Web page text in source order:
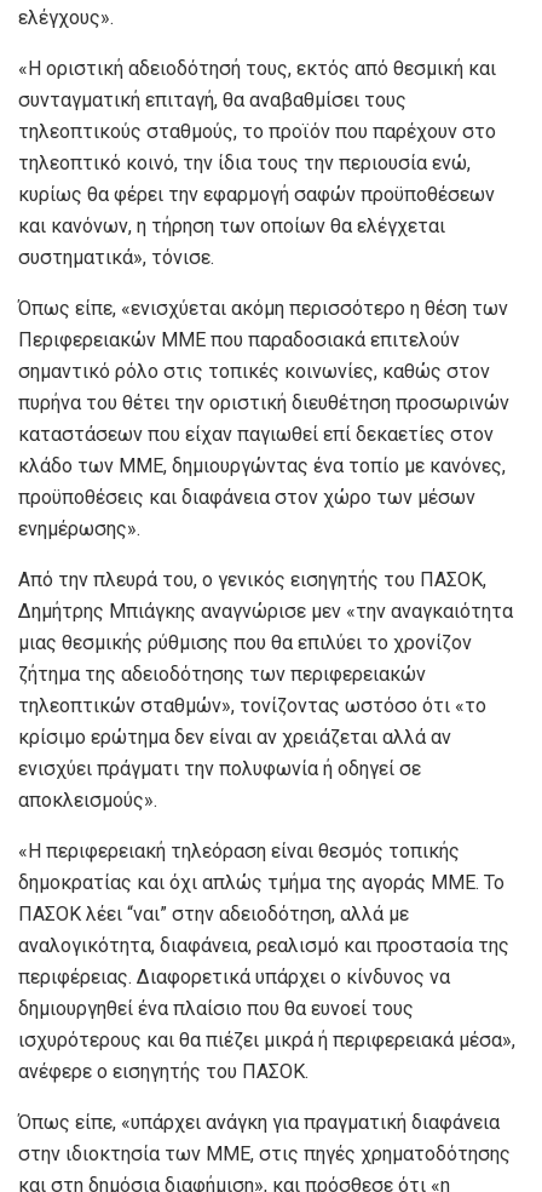
ελέγχους».
«Η οριστική αδειοδότησή τους, εκτός από θεσμική και
συνταγματική επιταγή, θα αναβαθμίσει τους
τηλεοπτικούς σταθμούς, το προϊόν που παρέχουν στο
τηλεοπτικό κοινό, την ίδια τους την περιουσία ενώ,
κυρίως θα φέρει την εφαρμογή σαφών προϋποθέσεων
και κανόνων, η τήρηση των οποίων θα ελέγχεται
συστηματικά», τόνισε.
Όπως είπε, «ενισχύεται ακόμη περισσότερο η θέση των
Περιφερειακών ΜΜΕ που παραδοσιακά επιτελούν
σημαντικό ρόλο στις τοπικές κοινωνίες, καθώς στον
πυρήνα του θέτει την οριστική διευθέτηση προσωρινών
καταστάσεων που είχαν παγιωθεί επί δεκαετίες στον
κλάδο των ΜΜΕ, δημιουργώντας ένα τοπίο με κανόνες,
προϋποθέσεις και διαφάνεια στον χώρο των μέσων
ενημέρωσης».
Από την πλευρά του, ο γενικός εισηγητής του ΠΑΣΟΚ,
Δημήτρης Μπιάγκης αναγνώρισε μεν «την αναγκαιότητα
μιας θεσμικής ρύθμισης που θα επιλύει το χρονίζον
ζήτημα της αδειοδότησης των περιφερειακών
τηλεοπτικών σταθμών», τονίζοντας ωστόσο ότι «το
κρίσιμο ερώτημα δεν είναι αν χρειάζεται αλλά αν
ενισχύει πράγματι την πολυφωνία ή οδηγεί σε
αποκλεισμούς».
«Η περιφερειακή τηλεόραση είναι θεσμός τοπικής
δημοκρατίας και όχι απλώς τμήμα της αγοράς ΜΜΕ. Το
ΠΑΣΟΚ λέει “ναι” στην αδειοδότηση, αλλά με
αναλογικότητα, διαφάνεια, ρεαλισμό και προστασία της
περιφέρειας. Διαφορετικά υπάρχει ο κίνδυνος να
δημιουργηθεί ένα πλαίσιο που θα ευνοεί τους
ισχυρότερους και θα πιέζει μικρά ή περιφερειακά μέσα»,
ανέφερε ο εισηγητής του ΠΑΣΟΚ.
Όπως είπε, «υπάρχει ανάγκη για πραγματική διαφάνεια
στην ιδιοκτησία των ΜΜΕ, στις πηγές χρηματοδότησης
και στη δημόσια διαφήμιση», και πρόσθεσε ότι «η